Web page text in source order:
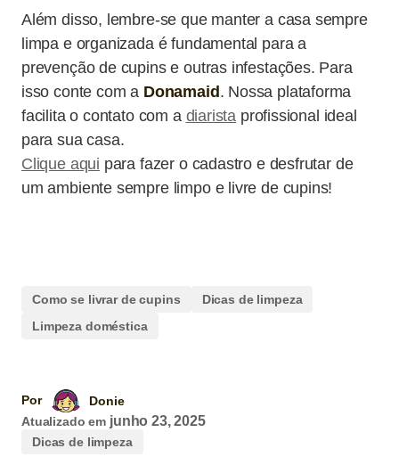
Além disso, lembre-se que manter a casa sempre
limpa e organizada é fundamental para a
prevenção de cupins e outras infestações. Para
isso conte com a Donamaid. Nossa plataforma
facilita o contato com a diarista profissional ideal
para sua casa.
Clique aqui para fazer o cadastro e desfrutar de
um ambiente sempre limpo e livre de cupins!
Como se livrar de cupins
Dicas de limpeza
Limpeza doméstica
Por
Donie
Atualizado em junho 23, 2025
Dicas de limpeza